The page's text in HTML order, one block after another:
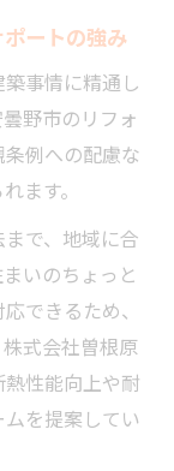
位と施工事
ント
心の住ま
やすさの基
ートの強み
事情に精通し
野市のリフォ
例への配慮な
ます。
で、地域に合
いのちょっと
できるため、
式会社曽根原
性能向上や耐
を提案してい